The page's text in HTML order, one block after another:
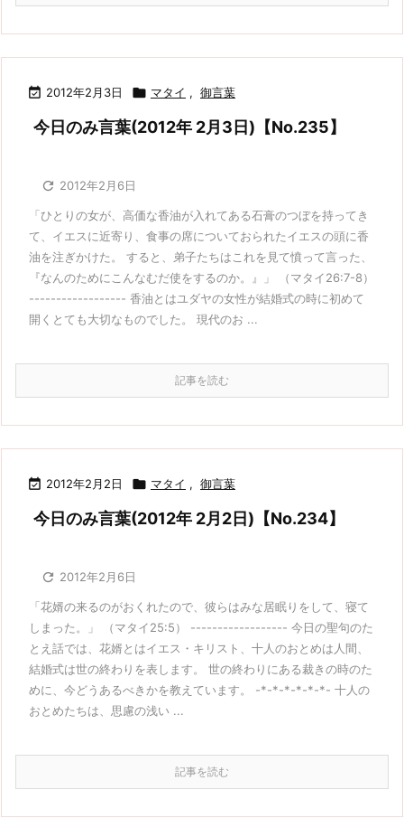
 2012年2月3日  マタイ , 御言葉
今日のみ言葉(2012年 2月3日)【No.235】
 2012年2月6日
「ひとりの女が、高価な香油が入れてある石膏のつぼを持ってき
て、イエスに近寄り、食事の席についておられたイエスの頭に香
油を注ぎかけた。 すると、弟子たちはこれを見て憤って言った、
『なんのためにこんなむだ使をするのか。』」 （マタイ26:7-8）
------------------ 香油とはユダヤの女性が結婚式の時に初めて
開くとても大切なものでした。 現代のお ...
記事を読む
 2012年2月2日  マタイ , 御言葉
今日のみ言葉(2012年 2月2日)【No.234】
 2012年2月6日
「花婿の来るのがおくれたので、彼らはみな居眠りをして、寝て
しまった。」 （マタイ25:5） ------------------ 今日の聖句のた
とえ話では、花婿とはイエス・キリスト、十人のおとめは人間、
結婚式は世の終わりを表します。 世の終わりにある裁きの時のた
めに、今どうあるべきかを教えています。 -*-*-*-*-*-*- 十人の
おとめたちは、思慮の浅い ...
記事を読む